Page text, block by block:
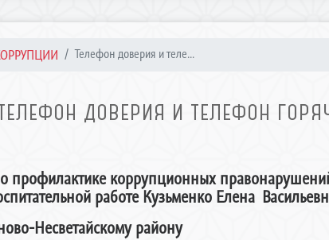
Телефон доверия и теле...
ДОВЕРИЯ И ТЕЛЕФОН
профилактике коррупционных
работе Кузьменко Елена
Несветайскому району